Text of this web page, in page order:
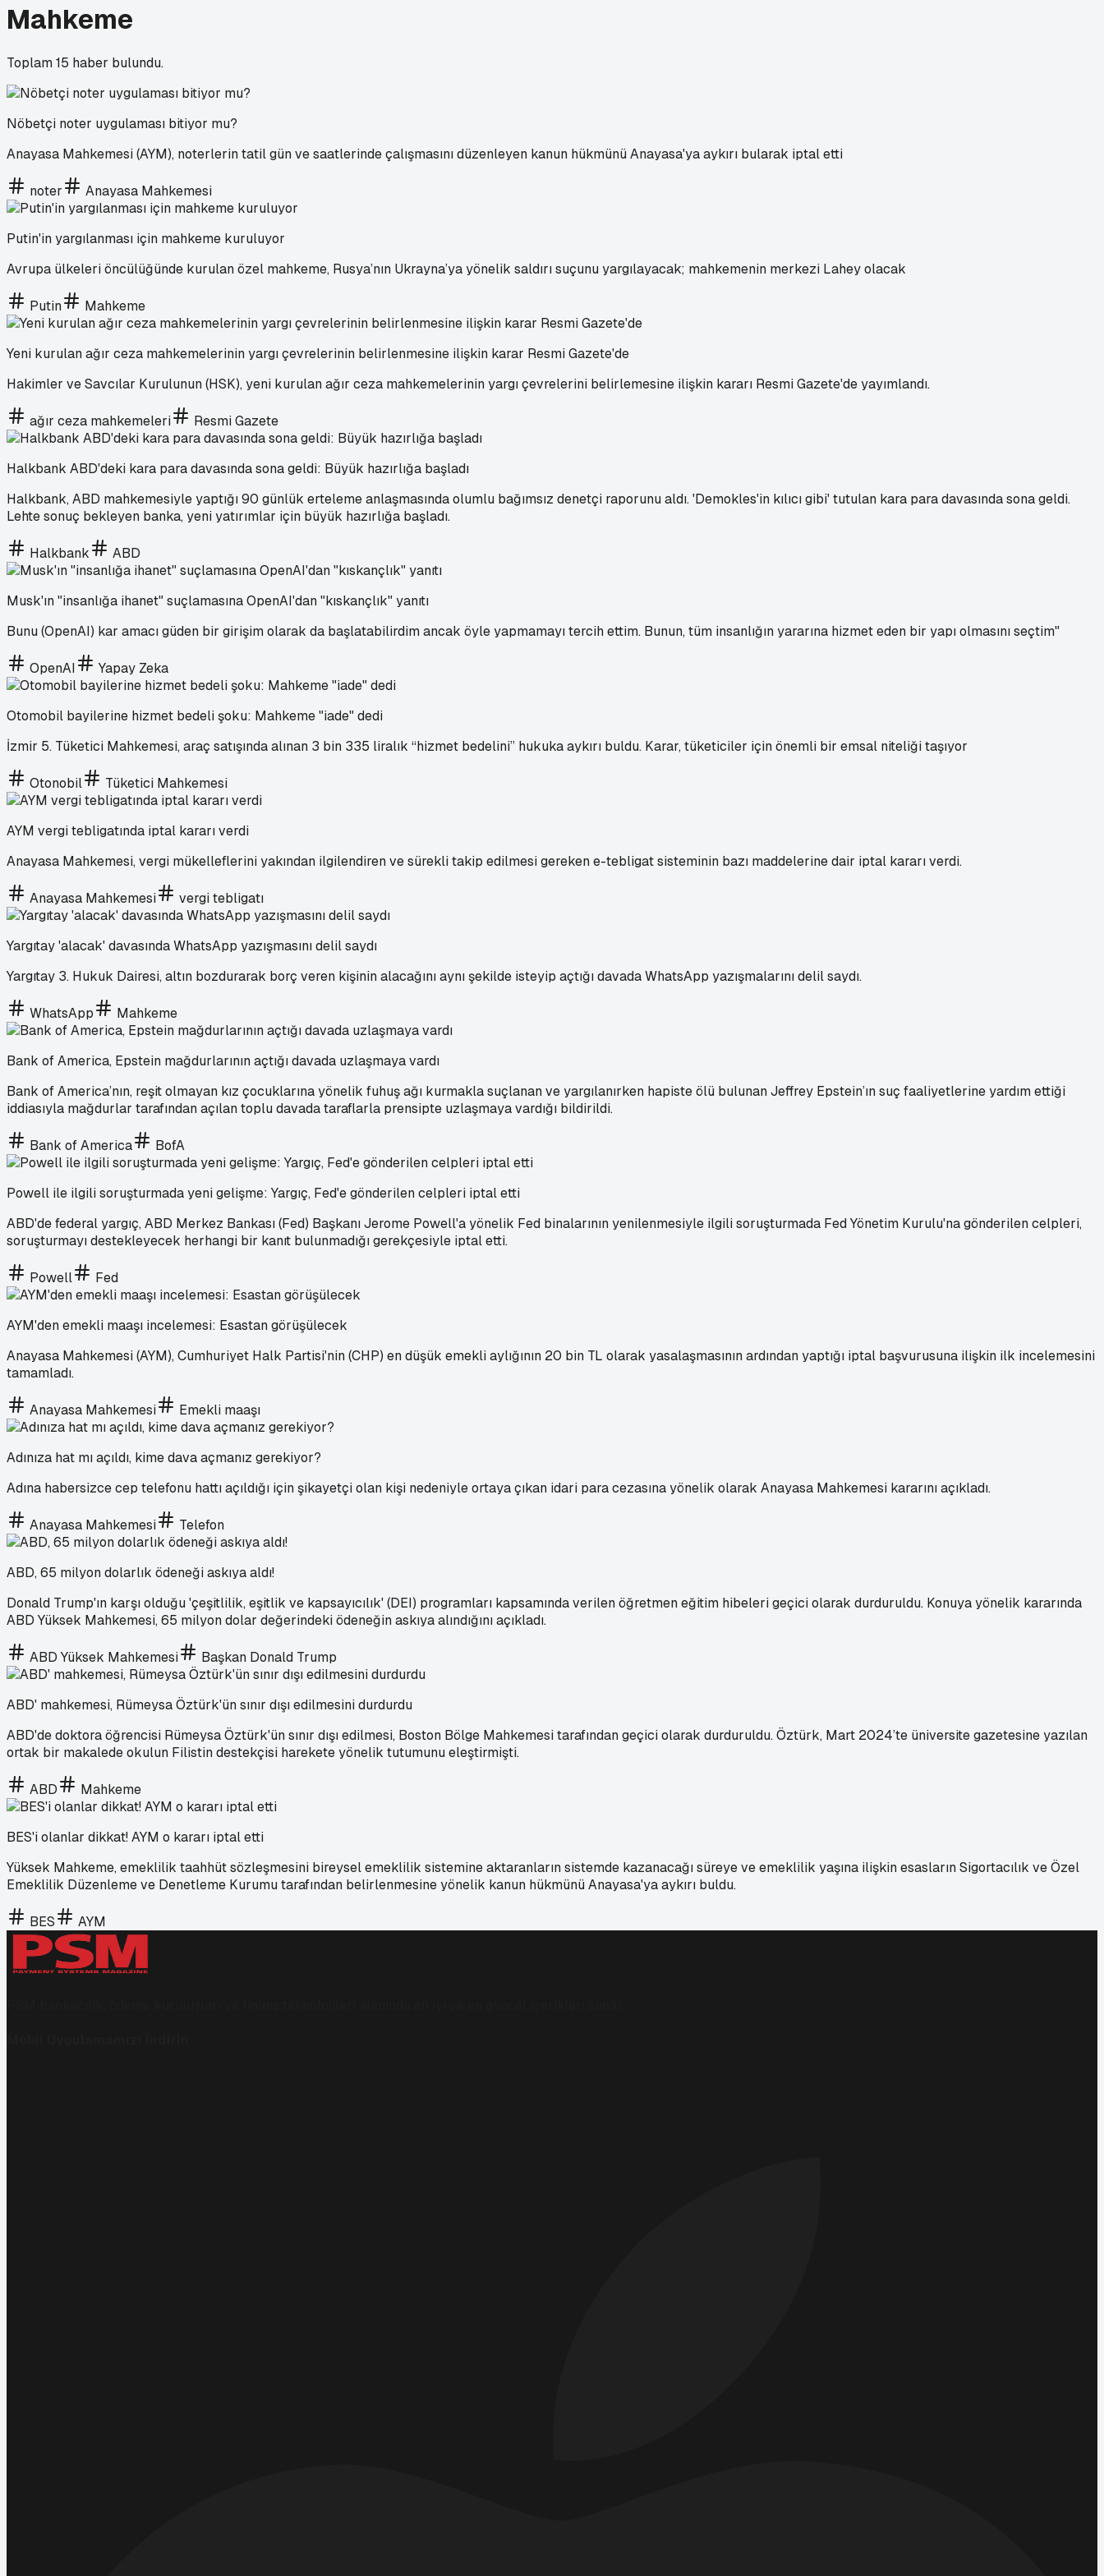
Mahkeme
Toplam15 haber bulundu.
Nöbetçi noter uygulaması bitiyor mu?
Anayasa Mahkemesi (AYM), noterlerin tatil gün ve saatlerinde çalışmasını düzenleyen kanun hükmünü Anayasa'ya aykırı bularak iptal etti
noter Anayasa Mahkemesi
Putin'in yargılanması için mahkeme kuruluyor
Avrupa ülkeleri öncülüğünde kurulan özel mahkeme, Rusya’nın Ukrayna’ya yönelik saldırı suçunu yargılayacak; mahkemenin merkezi Lahey olacak
Putin Mahkeme
Yeni kurulan ağır ceza mahkemelerinin yargı çevrelerinin belirlenmesine ilişkin karar Resmi Gazete'de
Hakimler ve Savcılar Kurulunun (HSK), yeni kurulan ağır ceza mahkemelerinin yargı çevrelerini belirlemesine ilişkin kararı Resmi Gazete'de yayımlandı.
ağır ceza mahkemeleri Resmi Gazete
Halkbank ABD'deki kara para davasında sona geldi: Büyük hazırlığa başladı
Halkbank, ABD mahkemesiyle yaptığı 90 günlük erteleme anlaşmasında olumlu bağımsız denetçi raporunu aldı. 'Demokles'in kılıcı gibi' tutulan kara para davasında sona geldi.
Lehte sonuç bekleyen banka, yeni yatırımlar için büyük hazırlığa başladı.
Halkbank ABD
Musk'ın "insanlığa ihanet" suçlamasına OpenAI'dan "kıskançlık" yanıtı
Bunu (OpenAI) kar amacı güden bir girişim olarak da başlatabilirdim ancak öyle yapmamayı tercih ettim. Bunun, tüm insanlığın yararına hizmet eden bir yapı olmasını seçtim"
OpenAI Yapay Zeka
Otomobil bayilerine hizmet bedeli şoku: Mahkeme "iade" dedi
İzmir 5. Tüketici Mahkemesi, araç satışında alınan 3 bin 335 liralık “hizmet bedelini” hukuka aykırı buldu. Karar, tüketiciler için önemli bir emsal niteliği taşıyor
Otonobil Tüketici Mahkemesi
AYM vergi tebligatında iptal kararı verdi
Anayasa Mahkemesi, vergi mükelleflerini yakından ilgilendiren ve sürekli takip edilmesi gereken e-tebligat sisteminin bazı maddelerine dair iptal kararı verdi.
Anayasa Mahkemesi vergi tebligatı
Yargıtay 'alacak' davasında WhatsApp yazışmasını delil saydı
Yargıtay 3. Hukuk Dairesi, altın bozdurarak borç veren kişinin alacağını aynı şekilde isteyip açtığı davada WhatsApp yazışmalarını delil saydı.
WhatsApp Mahkeme
Bank of America, Epstein mağdurlarının açtığı davada uzlaşmaya vardı
Bank of America’nın, reşit olmayan kız çocuklarına yönelik fuhuş ağı kurmakla suçlanan ve yargılanırken hapiste ölü bulunan Jeffrey Epstein’ın suç faaliyetlerine yardım ettiği
iddiasıyla mağdurlar tarafından açılan toplu davada taraflarla prensipte uzlaşmaya vardığı bildirildi.
Bank of America BofA
Powell ile ilgili soruşturmada yeni gelişme: Yargıç, Fed'e gönderilen celpleri iptal etti
ABD'de federal yargıç, ABD Merkez Bankası (Fed) Başkanı Jerome Powell'a yönelik Fed binalarının yenilenmesiyle ilgili soruşturmada Fed Yönetim Kurulu'na gönderilen celpleri,
soruşturmayı destekleyecek herhangi bir kanıt bulunmadığı gerekçesiyle iptal etti.
Powell Fed
AYM'den emekli maaşı incelemesi: Esastan görüşülecek
Anayasa Mahkemesi (AYM), Cumhuriyet Halk Partisi'nin (CHP) en düşük emekli aylığının 20 bin TL olarak yasalaşmasının ardından yaptığı iptal başvurusuna ilişkin ilk incelemesini
tamamladı.
Anayasa Mahkemesi Emekli maaşı
Adınıza hat mı açıldı, kime dava açmanız gerekiyor?
Adına habersizce cep telefonu hattı açıldığı için şikayetçi olan kişi nedeniyle ortaya çıkan idari para cezasına yönelik olarak Anayasa Mahkemesi kararını açıkladı.
Anayasa Mahkemesi Telefon
ABD, 65 milyon dolarlık ödeneği askıya aldı!
Donald Trump'ın karşı olduğu 'çeşitlilik, eşitlik ve kapsayıcılık' (DEI) programları kapsamında verilen öğretmen eğitim hibeleri geçici olarak durduruldu. Konuya yönelik kararında
ABD Yüksek Mahkemesi, 65 milyon dolar değerindeki ödeneğin askıya alındığını açıkladı.
ABD Yüksek Mahkemesi Başkan Donald Trump
ABD' mahkemesi, Rümeysa Öztürk'ün sınır dışı edilmesini durdurdu
ABD'de doktora öğrencisi Rümeysa Öztürk'ün sınır dışı edilmesi, Boston Bölge Mahkemesi tarafından geçici olarak durduruldu. Öztürk, Mart 2024’te üniversite gazetesine yazılan
ortak bir makalede okulun Filistin destekçisi harekete yönelik tutumunu eleştirmişti.
ABD Mahkeme
BES'i olanlar dikkat! AYM o kararı iptal etti
Yüksek Mahkeme, emeklilik taahhüt sözleşmesini bireysel emeklilik sistemine aktaranların sistemde kazanacağı süreye ve emeklilik yaşına ilişkin esasların Sigortacılık ve Özel
Emeklilik Düzenleme ve Denetleme Kurumu tarafından belirlenmesine yönelik kanun hükmünü Anayasa'ya aykırı buldu.
BES AYM